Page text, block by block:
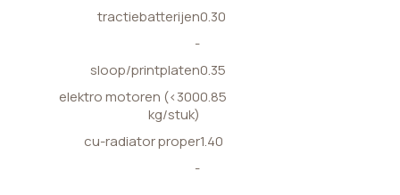
tractiebatterijen0.30
-
sloop/printplaten0.35
elektro motoren (<300
kg/stuk)
0.85
cu-radiator proper1.40
-